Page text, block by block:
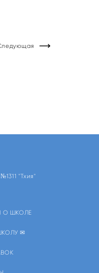
"Тхия"
О ШКОЛЕ
✉